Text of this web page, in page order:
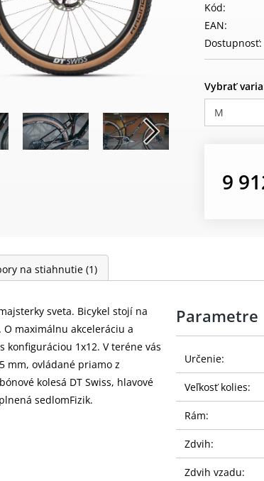
Kód:
EAN:
Dostupnosť:
Vybrať
M
9
na stiahnutie (1)
sveta. Bicykel stojí na
maximálnu akceleráciu a
konfiguráciou 1x12. V teréne vás
mm, ovládané priamo z
kolesá DT Swiss, hlavové
sedlomFizik.
Parametre
Určenie:
Veľkosť kolies:
Rám:
Zdvih:
Zdvih vzadu: